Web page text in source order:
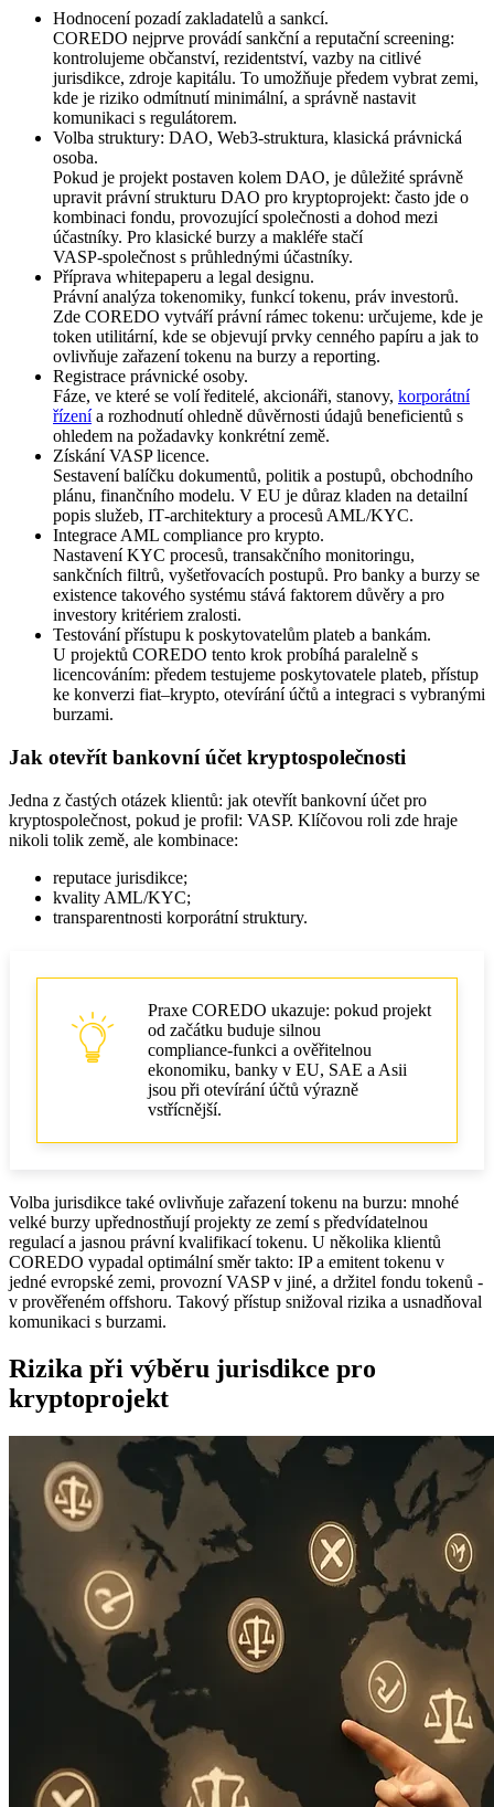
Hodnocení pozadí zakladatelů a sankcí.
COREDO nejprve provádí sankční a reputační screening:
kontrolujeme občanství, rezidentství, vazby na citlivé
jurisdikce, zdroje kapitálu. To umožňuje předem vybrat zemi,
kde je riziko odmítnutí minimální, a správně nastavit
komunikaci s regulátorem.
Volba struktury: DAO, Web3‑struktura, klasická právnická
osoba.
Pokud je projekt postaven kolem DAO, je důležité správně
upravit právní strukturu DAO pro kryptoprojekt: často jde o
kombinaci fondu, provozující společnosti a dohod mezi
účastníky. Pro klasické burzy a makléře stačí
VASP‑společnost s průhlednými účastníky.
Příprava whitepaperu a legal designu.
Právní analýza tokenomiky, funkcí tokenu, práv investorů.
Zde COREDO vytváří právní rámec tokenu: určujeme, kde je
token utilitární, kde se objevují prvky cenného papíru a jak to
ovlivňuje zařazení tokenu na burzy a reporting.
Registrace právnické osoby.
Fáze, ve které se volí ředitelé, akcionáři, stanovy, korporátní
řízenía rozhodnutí ohledně důvěrnosti údajů beneficientů s
ohledem na požadavky konkrétní země.
Získání VASP licence.
Sestavení balíčku dokumentů, politik a postupů, obchodního
plánu, finančního modelu. V EU je důraz kladen na detailní
popis služeb, IT‑architektury a procesů AML/KYC.
Integrace AML compliance pro krypto.
Nastavení KYC procesů, transakčního monitoringu,
sankčních filtrů, vyšetřovacích postupů. Pro banky a burzy se
existence takového systému stává faktorem důvěry a pro
investory kritériem zralosti.
Testování přístupu k poskytovatelům plateb a bankám.
U projektů COREDO tento krok probíhá paralelně s
licencováním: předem testujeme poskytovatele plateb, přístup
ke konverzi fiat–krypto, otevírání účtů a integraci s vybranými
burzami.
Jak otevřít bankovní účet kryptospolečnosti
Jedna z častých otázek klientů: jak otevřít bankovní účet pro
kryptospolečnost, pokud je profil: VASP. Klíčovou roli zde hraje
nikoli tolik země, ale kombinace:
reputace jurisdikce;
kvality AML/KYC;
transparentnosti korporátní struktury.
Praxe COREDO ukazuje: pokud projekt
od začátku buduje silnou
compliance‑funkci a ověřitelnou
ekonomiku, banky v EU, SAE a Asii
jsou při otevírání účtů výrazně
vstřícnější.
Volba jurisdikce také ovlivňuje zařazení tokenu na burzu: mnohé
velké burzy upřednostňují projekty ze zemí s předvídatelnou
regulací a jasnou právní kvalifikací tokenu. U několika klientů
COREDO vypadal optimální směr takto: IP a emitent tokenu v
jedné evropské zemi, provozní VASP v jiné, a držitel fondu tokenů -
v prověřeném offshoru. Takový přístup snižoval rizika a usnadňoval
komunikaci s burzami.
Rizika při výběru jurisdikce pro
kryptoprojekt